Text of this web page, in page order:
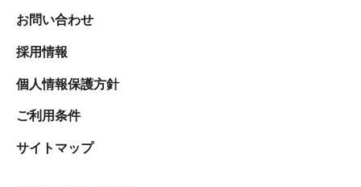
お問い合わせ
採用情報
個人情報保護方針
ご利用条件
サイトマップ